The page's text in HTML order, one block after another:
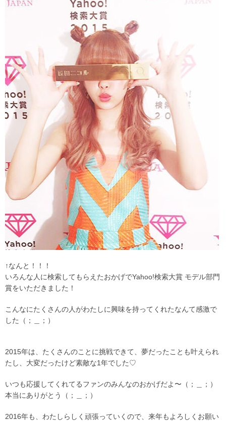
↑なんと！！！
いろんな人に検索してもらえたおかげでYahoo!検索大賞 モデル部門
賞をいただきました！
こんなにたくさんの人がわたしに興味を持ってくれたなんて感激で
した（；＿；）
2015年は、たくさんのことに挑戦できて、夢だったことも叶えられ
たし、大変だったけど素敵な1年でした♡
いつも応援してくれてるファンのみんなのおかげだよ〜（；＿；）
本当にありがとう（；＿；）
2016年も、わたしらしく頑張っていくので、来年もよろしくお願い